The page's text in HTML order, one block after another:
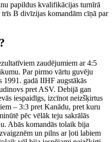
papildus kvalifikācijas turnīrā
trīs B divīzijas komandām cīņā par
zaudējumiem ar 4:5
Par pirmo vārtu guvēju
1991. gadā IIHF augstākās
pret ASV. Debijā gan
iespaidīgs, izcīnot neizšķirtus
– 3:3 pret Kanādu, pret kuru
pēc vēlāk teju sakrālās
Abās komandās tolaik bija
un pilns ar ļoti labiem